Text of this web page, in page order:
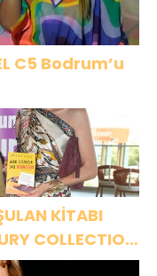
C5 Bodrum’u
KİTABI
COLLECTION